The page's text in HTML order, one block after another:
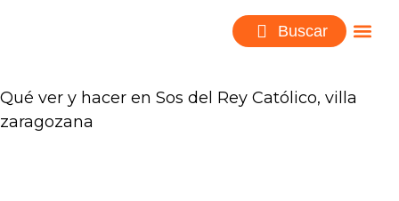
Buscar
Qué ver y hacer en Sos del Rey Católico, villa
zaragozana